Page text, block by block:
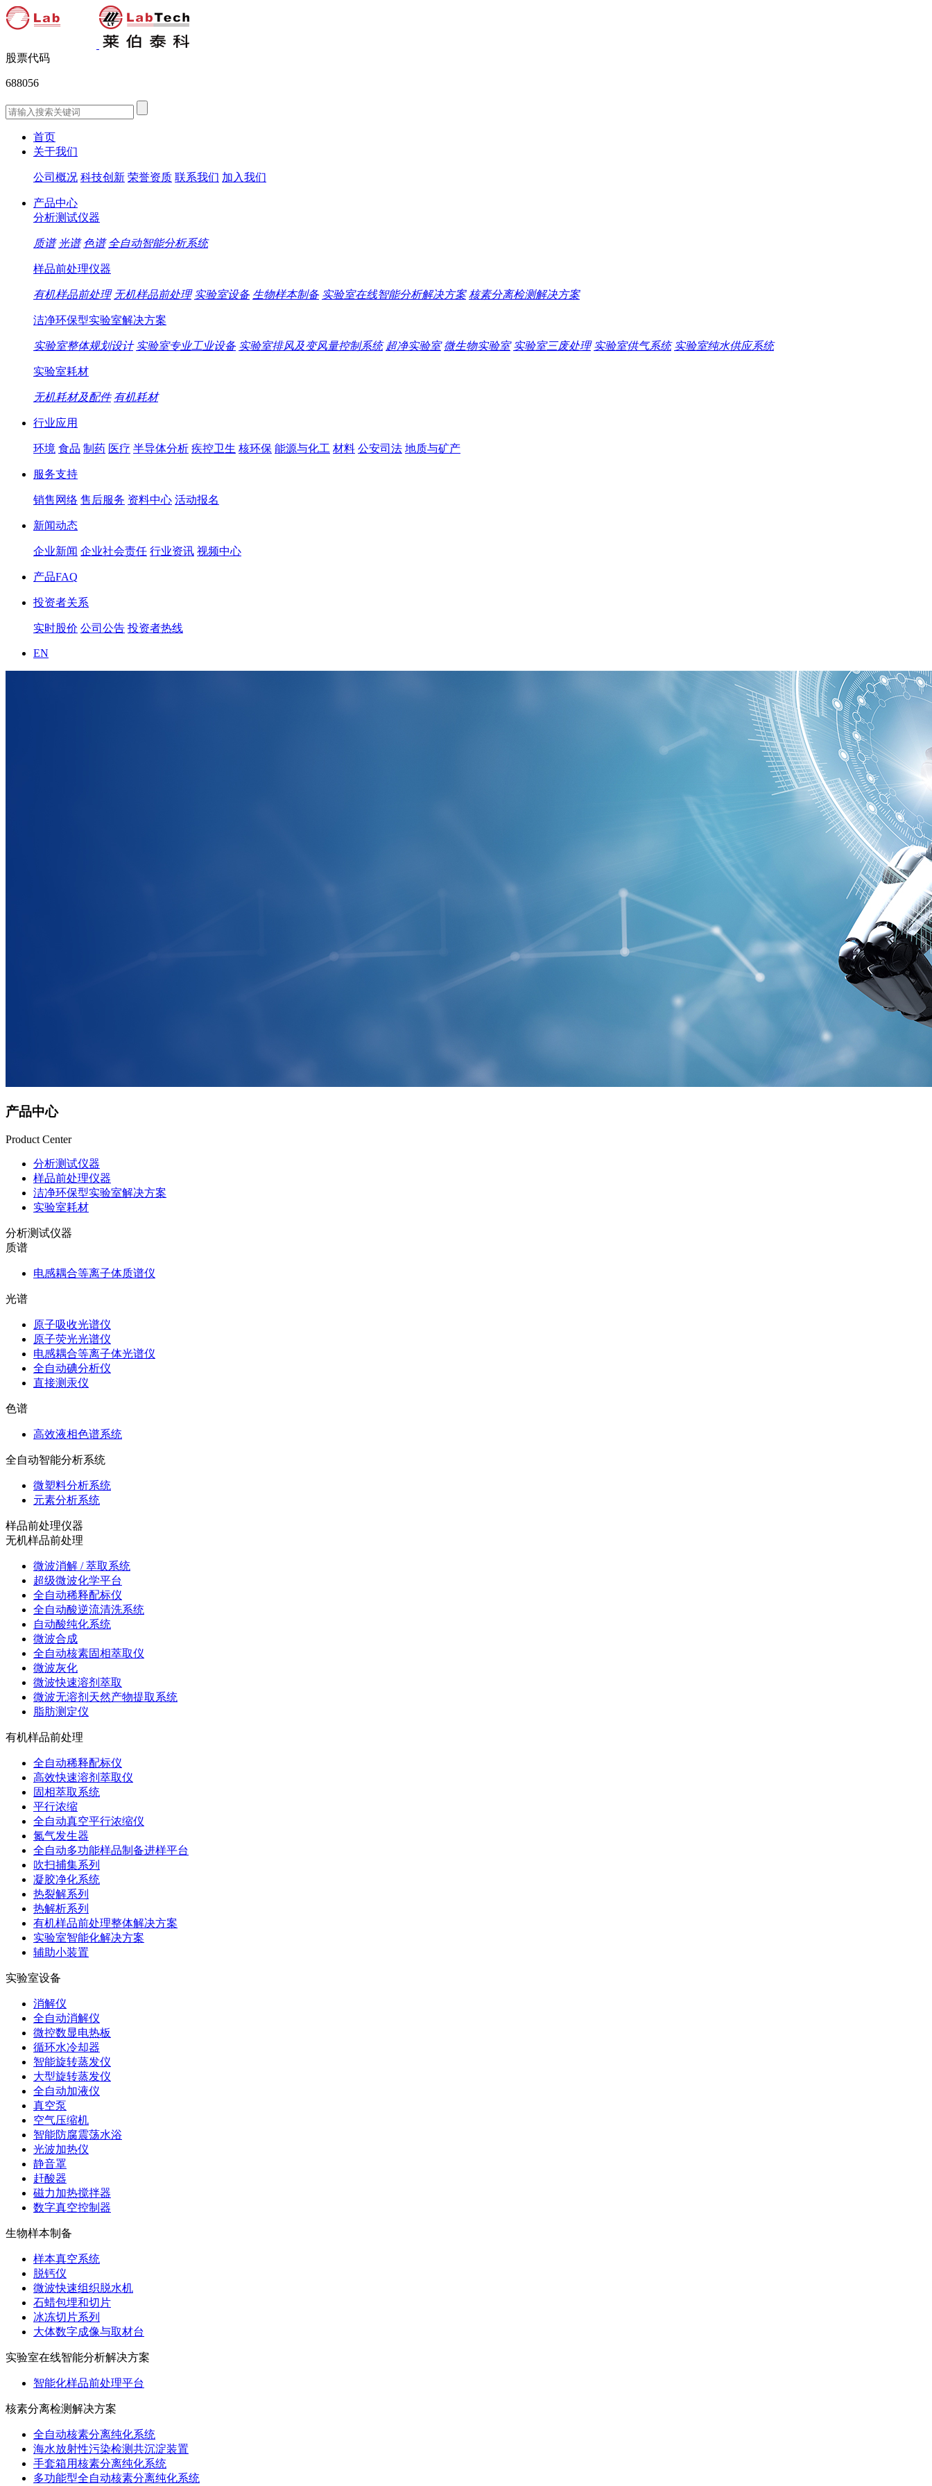
股票代码
688056
首页
关于我们
公司概况 科技创新 荣誉资质 联系我们 加入我们
产品中心
分析测试仪器
质谱 光谱 色谱 全自动智能分析系统
样品前处理仪器
有机样品前处理 无机样品前处理 实验室设备 生物样本制备 实验室在线智能分析解决方案 核素分离检测解决方案
洁净环保型实验室解决方案
实验室整体规划设计 实验室专业工业设备 实验室排风及变风量控制系统 超净实验室 微生物实验室 实验室三废处理 实验室供气系统 实验室纯水供应系统
实验室耗材
无机耗材及配件 有机耗材
行业应用
环境 食品 制药 医疗 半导体分析 疾控卫生 核环保 能源与化工 材料 公安司法 地质与矿产
服务支持
销售网络 售后服务 资料中心 活动报名
新闻动态
企业新闻 企业社会责任 行业资讯 视频中心
产品FAQ
投资者关系
实时股价 公司公告 投资者热线
EN
产品中心
Product Center
分析测试仪器
样品前处理仪器
洁净环保型实验室解决方案
实验室耗材
分析测试仪器
质谱
电感耦合等离子体质谱仪
光谱
原子吸收光谱仪
原子荧光光谱仪
电感耦合等离子体光谱仪
全自动碘分析仪
直接测汞仪
色谱
高效液相色谱系统
全自动智能分析系统
微塑料分析系统
元素分析系统
样品前处理仪器
无机样品前处理
微波消解 / 萃取系统
超级微波化学平台
全自动稀释配标仪
全自动酸逆流清洗系统
自动酸纯化系统
微波合成
全自动核素固相萃取仪
微波灰化
微波快速溶剂萃取
微波无溶剂天然产物提取系统
脂肪测定仪
有机样品前处理
全自动稀释配标仪
高效快速溶剂萃取仪
固相萃取系统
平行浓缩
全自动真空平行浓缩仪
氮气发生器
全自动多功能样品制备进样平台
吹扫捕集系列
凝胶净化系统
热裂解系列
热解析系列
有机样品前处理整体解决方案
实验室智能化解决方案
辅助小装置
实验室设备
消解仪
全自动消解仪
微控数显电热板
循环水冷却器
智能旋转蒸发仪
大型旋转蒸发仪
全自动加液仪
真空泵
空气压缩机
智能防腐震荡水浴
光波加热仪
静音罩
赶酸器
磁力加热搅拌器
数字真空控制器
生物样本制备
样本真空系统
脱钙仪
微波快速组织脱水机
石蜡包埋和切片
冰冻切片系列
大体数字成像与取材台
实验室在线智能分析解决方案
智能化样品前处理平台
核素分离检测解决方案
全自动核素分离纯化系统
海水放射性污染检测共沉淀装置
手套箱用核素分离纯化系统
多功能型全自动核素分离纯化系统